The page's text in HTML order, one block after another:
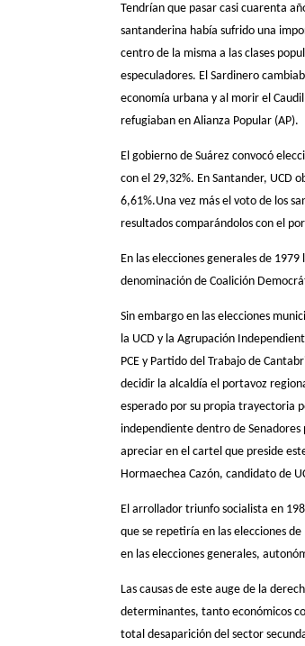
Tendrían que pasar casi cuarenta
santanderina había sufrido una
centro de la misma a las clases
especuladores. El Sardinero
economía urbana y al morir el
refugiaban en Alianza Popular (AP).
El gobierno de Suárez convocó
con el 29,32%. En Santander, UCD
6,61%.Una vez más el voto de los
resultados comparándolos con el
En las elecciones generales de
denominación de Coalición
Sin embargo en las elecciones
la UCD y la Agrupación
PCE y Partido del Trabajo de
decidir la alcaldía el portavoz
esperado por su propia trayectoria
independiente dentro de
apreciar en el cartel que preside
Hormaechea Cazón, candidato de
El arrollador triunfo socialista en
que se repetiría en las elecciones
en las elecciones generales,
Las causas de este auge de la
determinantes, tanto económicos
total desaparición del sector